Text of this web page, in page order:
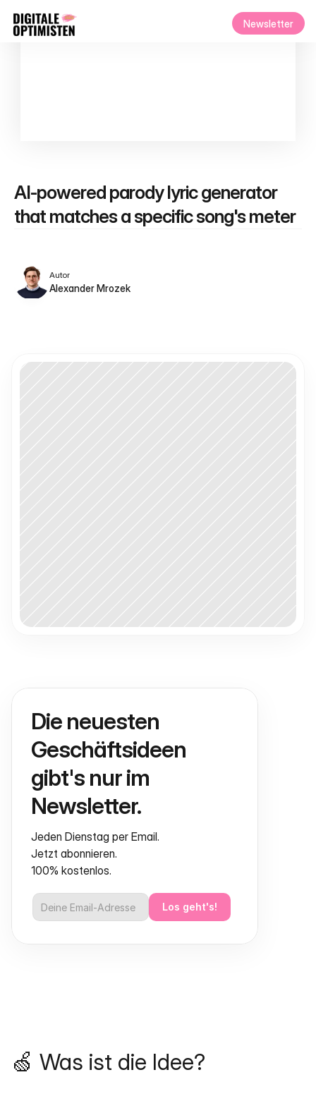
Newsletter
AI-powered parody lyric generator
that matches a specific song's meter
Autor
Alexander Mrozek
🍏 Was ist die Idee?
Die neuesten
Geschäftsideen
gibt's nur im
Newsletter.
Jeden Dienstag per Email.
Jetzt abonnieren.
100% kostenlos.
Los geht's!